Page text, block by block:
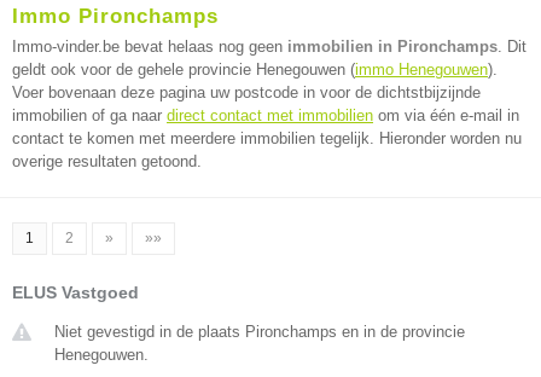
Immo Pironchamps
Immo-vinder.be bevat helaas nog geen immobilien in Pironchamps. Dit
geldt ook voor de gehele provincie Henegouwen (immo Henegouwen).
Voer bovenaan deze pagina uw postcode in voor de dichtstbijzijnde
immobilien of ga naar direct contact met immobilien om via één e-mail in
contact te komen met meerdere immobilien tegelijk. Hieronder worden nu
overige resultaten getoond.
1 2 » »»
ELUS Vastgoed
Niet gevestigd in de plaats Pironchamps en in de provincie
Henegouwen.